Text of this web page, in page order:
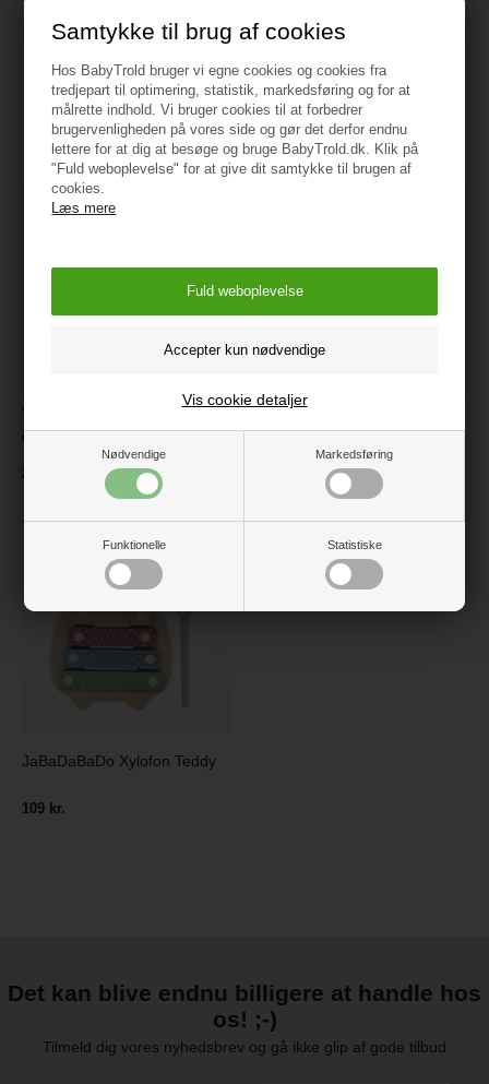
Samtykke til brug af cookies
Hos BabyTrold bruger vi egne cookies og cookies fra
tredjepart til optimering, statistik, markedsføring og for at
målrette indhold. Vi bruger cookies til at forbedrer
brugervenligheden på vores side og gør det derfor endnu
lettere for at dig at besøge og bruge BabyTrold.dk. Klik på
"Fuld weboplevelse" for at give dit samtykke til brugen af
cookies.
Læs mere
Nødvendige Markedsføring
Funktionelle Statistiske
Vis cookie detaljer
Måske er du også interesseret i
følgende produkter
VILAC Trækkelegetøj -
Giraffen baby Paf
219 kr.
VILAC Musiksæt med 4
JaBaDaBaDo Xylofon Teddy
109 kr.
Det kan blive endnu billigere at handle hos
os! ;-)
Tilmeld dig vores nyhedsbrev og gå ikke glip af gode tilbud